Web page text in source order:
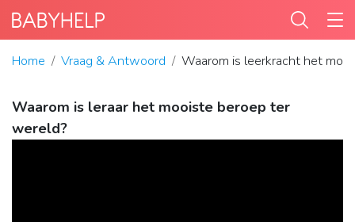
Home Vraag & Antwoord Waarom is leerkracht het
Waarom is leraar het mooiste beroep ter
wereld?